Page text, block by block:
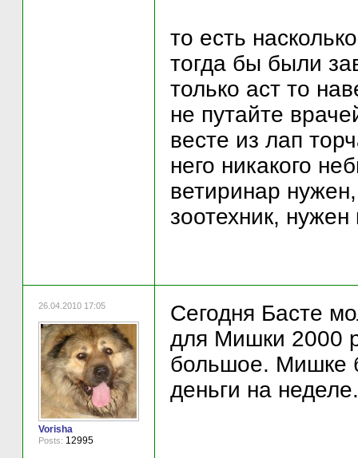
то есть
тогда бы были
только аст то
не путайте
весте из лап
него никакого
ветиринар
зоотехник,
26.04.2010 17:05
Vorisha
Posts: 12995
Сегодня Басте
для Мишки 2000
большое. Мишке
деньги на неделе.